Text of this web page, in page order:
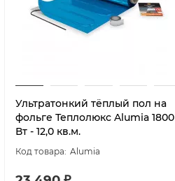
Ультратонкий тёплый пол на
фольге Теплолюкс Alumia 1800
Вт - 12,0 кв.м.
Alumia